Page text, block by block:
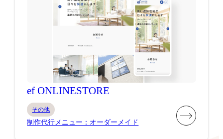
ef ONLINESTORE
その他
制作代行メニュー：オーダーメイド